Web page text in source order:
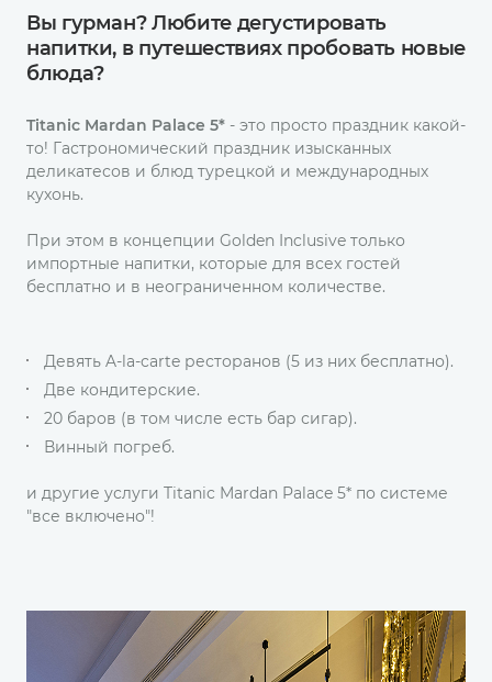
Вы гурман? Любите дегустировать
напитки, в путешествиях пробовать новые
блюда?
Titanic Mardan Palace 5* - это просто праздник какой-
то! Гастрономический праздник изысканных
деликатесов и блюд турецкой и международных
кухонь.
При этом в концепции Golden Inclusive только
импортные напитки, которые для всех гостей
бесплатно и в неограниченном количестве.
Девять A-la-carte ресторанов (5 из них бесплатно).
Две кондитерские.
20 баров (в том числе есть бар сигар).
Винный погреб.
и другие услуги Titanic Mardan Palace 5* по системе
"все включено"!